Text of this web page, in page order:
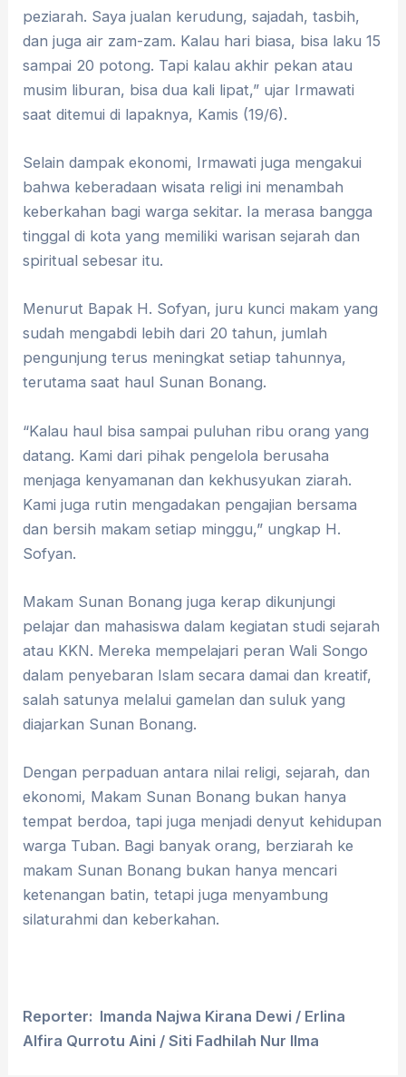
peziarah. Saya jualan kerudung, sajadah, tasbih,
dan juga air zam-zam. Kalau hari biasa, bisa laku 15
sampai 20 potong. Tapi kalau akhir pekan atau
musim liburan, bisa dua kali lipat,” ujar Irmawati
saat ditemui di lapaknya, Kamis (19/6).
Selain dampak ekonomi, Irmawati juga mengakui
bahwa keberadaan wisata religi ini menambah
keberkahan bagi warga sekitar. Ia merasa bangga
tinggal di kota yang memiliki warisan sejarah dan
spiritual sebesar itu.
Menurut Bapak H. Sofyan, juru kunci makam yang
sudah mengabdi lebih dari 20 tahun, jumlah
pengunjung terus meningkat setiap tahunnya,
terutama saat haul Sunan Bonang.
“Kalau haul bisa sampai puluhan ribu orang yang
datang. Kami dari pihak pengelola berusaha
menjaga kenyamanan dan kekhusyukan ziarah.
Kami juga rutin mengadakan pengajian bersama
dan bersih makam setiap minggu,” ungkap H.
Sofyan.
Makam Sunan Bonang juga kerap dikunjungi
pelajar dan mahasiswa dalam kegiatan studi sejarah
atau KKN. Mereka mempelajari peran Wali Songo
dalam penyebaran Islam secara damai dan kreatif,
salah satunya melalui gamelan dan suluk yang
diajarkan Sunan Bonang.
Dengan perpaduan antara nilai religi, sejarah, dan
ekonomi, Makam Sunan Bonang bukan hanya
tempat berdoa, tapi juga menjadi denyut kehidupan
warga Tuban. Bagi banyak orang, berziarah ke
makam Sunan Bonang bukan hanya mencari
ketenangan batin, tetapi juga menyambung
silaturahmi dan keberkahan.
Reporter: Imanda Najwa Kirana Dewi / Erlina
Alfira Qurrotu Aini / Siti Fadhilah Nur Ilma